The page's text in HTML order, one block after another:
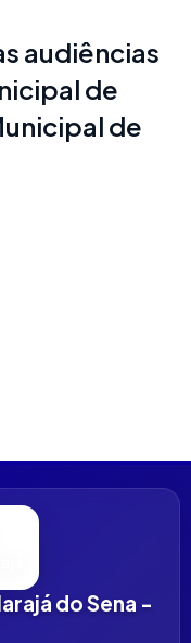
audiências
de
de
do Sena -